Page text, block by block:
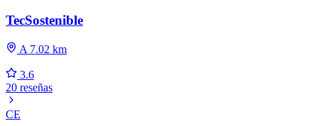
TecSostenible
A 7.02 km
3.6
20 reseñas
CE